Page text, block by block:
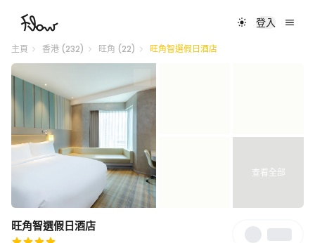
登入
主頁 香港 (232) 旺角 (22) 旺角智選假日酒店
查看全部
旺角智選假日酒店